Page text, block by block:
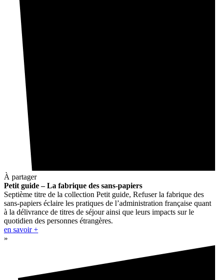
À partager
Petit guide – La fabrique des sans-papiers
Septième titre de la collection Petit guide, Refuser la fabrique des
sans-papiers éclaire les pratiques de l’administration française quant
à la délivrance de titres de séjour ainsi que leurs impacts sur le
quotidien des personnes étrangères.
en savoir +
»